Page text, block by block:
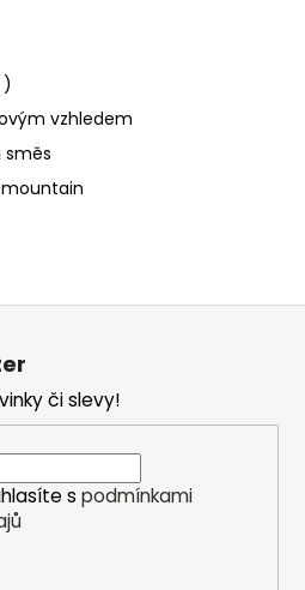
vzhledem
směs
mountain
či slevy!
s podmínkami